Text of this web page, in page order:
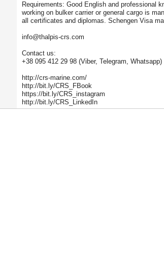
Requirements: Good English and professional
working on bulker carrier or general cargo is
all certificates and diplomas. Schengen Visa
info@thalpis-crs.com
Contact us:
+38 095 412 29 98 (Viber, Telegram, Whatsapp)
http://crs-marine.com/
http://bit.ly/CRS_FBook
https://bit.ly/CRS_instagram
http://bit.ly/CRS_LinkedIn